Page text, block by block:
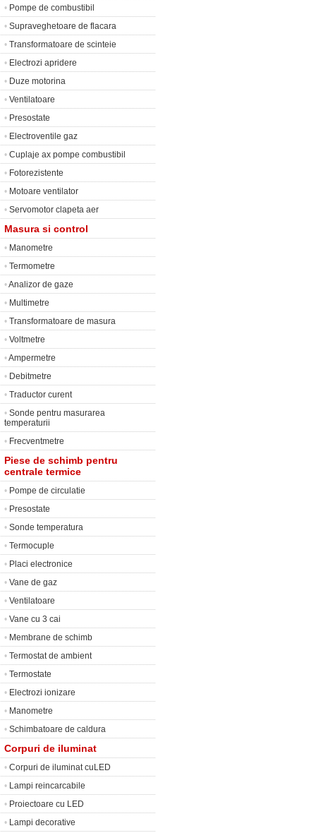
• Pompe de combustibil
• Supraveghetoare de flacara
• Transformatoare de scinteie
• Electrozi apridere
• Duze motorina
• Ventilatoare
• Presostate
• Electroventile gaz
• Cuplaje ax pompe combustibil
• Fotorezistente
• Motoare ventilator
• Servomotor clapeta aer
Masura si control
• Manometre
• Termometre
•Analizor de gaze
• Multimetre
• Transformatoare de masura
• Voltmetre
•Ampermetre
• Debitmetre
• Traductor curent
• Sonde pentru masurarea
temperaturii
• Frecventmetre
Piese de schimb pentru
centrale termice
• Pompe de circulatie
• Presostate
• Sonde temperatura
• Termocuple
• Placi electronice
• Vane de gaz
• Ventilatoare
• Vane cu 3 cai
• Membrane de schimb
• Termostat de ambient
• Termostate
• Electrozi ionizare
• Manometre
• Schimbatoare de caldura
Corpuri de iluminat
• Corpuri de iluminat cuLED
• Lampi reincarcabile
• Proiectoare cu LED
• Lampi decorative